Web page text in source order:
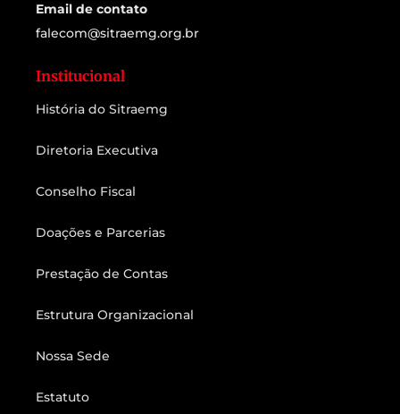
Email de contato
falecom@sitraemg.org.br
Institucional
História do Sitraemg
Diretoria Executiva
Conselho Fiscal
Doações e Parcerias
Prestação de Contas
Estrutura Organizacional
Nossa Sede
Estatuto